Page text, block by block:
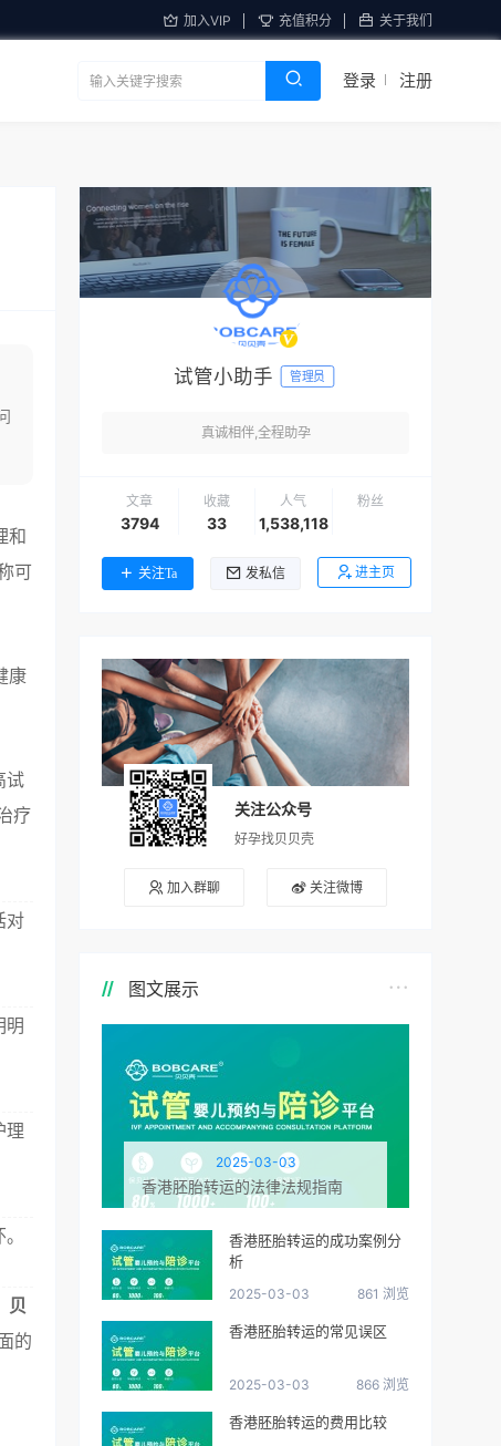
加入VIP 充值积分 关于我们
登录 注册
和
可
康
试
疗
对
明
理
贝
的
试管小助手 管理员
真诚相伴,全程助孕
文章
3794
收藏
33
人气
1,538,118
粉丝
关注Ta 发私信 进主页
关注公众号
好孕找贝贝壳
加入群聊 关注微博
图文展示
2025-03-03
香港胚胎转运的法律法规指南
香港胚胎转运的成功案例分
析
2025-03-03 861 浏览
香港胚胎转运的常见误区
2025-03-03 866 浏览
香港胚胎转运的费用比较